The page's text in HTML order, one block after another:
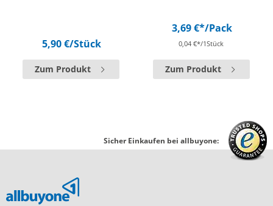
5,90 €/Stück
Zum Produkt
3,69 €*/Pack
0,04 €*/1Stück
Zum Produkt
Sicher Einkaufen bei allbuyone: